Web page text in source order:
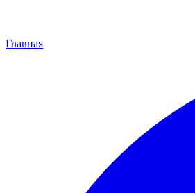
Главная